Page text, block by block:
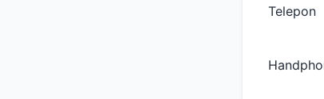
Telepon